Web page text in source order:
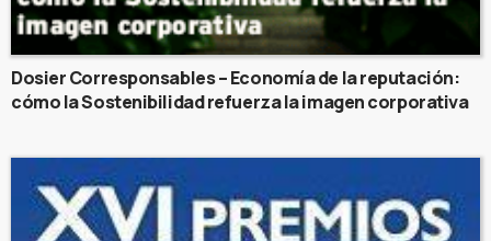
Dosier Corresponsables – Economía de la reputación:
cómo la Sostenibilidad refuerza la imagen corporativa